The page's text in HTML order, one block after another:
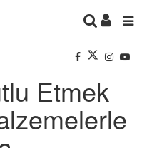
Etmek